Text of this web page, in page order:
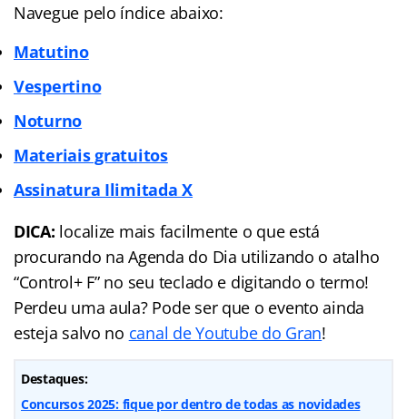
Navegue pelo índice abaixo:
Matutino
Vespertino
Noturno
Materiais gratuitos
Assinatura Ilimitada X
DICA: localize mais facilmente o que está
procurando na Agenda do Dia utilizando o atalho
“Control+ F” no seu teclado e digitando o termo!
Perdeu uma aula? Pode ser que o evento ainda
esteja salvo no canal de Youtube do Gran!
Destaques:
Concursos 2025: fique por dentro de todas as novidades